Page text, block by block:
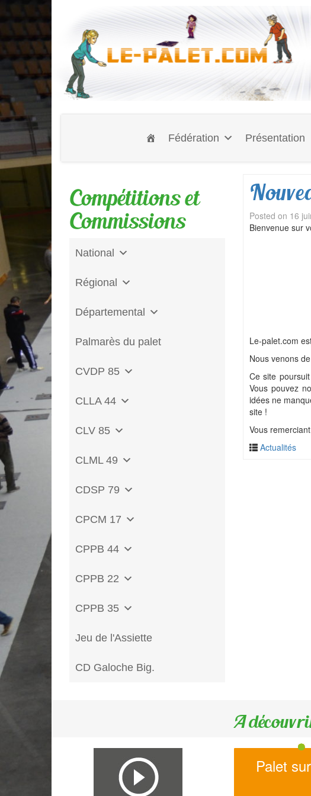
Fédération Présentation
Compétitions et
Commissions
National
Régional
Départemental
Palmarès du palet
CVDP 85
CLLA 44
CLV 85
CLML 49
CDSP 79
CPCM 17
CPPB 44
CPPB 22
CPPB 35
Jeu de l'Assiette
CD Galoche Big.
Posted on 16
Bienvenue sur
Le-palet.com
Nous venons
Ce site
Vous pouvez
idées ne
site !
Vous
Actualités
A
Palet